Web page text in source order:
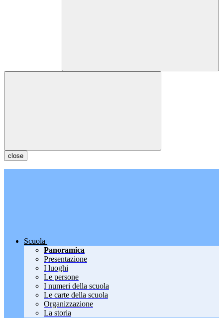
close
Scuola
Panoramica
Presentazione
I luoghi
Le persone
I numeri della scuola
Le carte della scuola
Organizzazione
La storia